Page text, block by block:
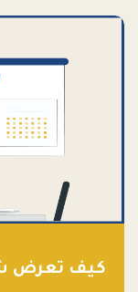
كيف تعرض